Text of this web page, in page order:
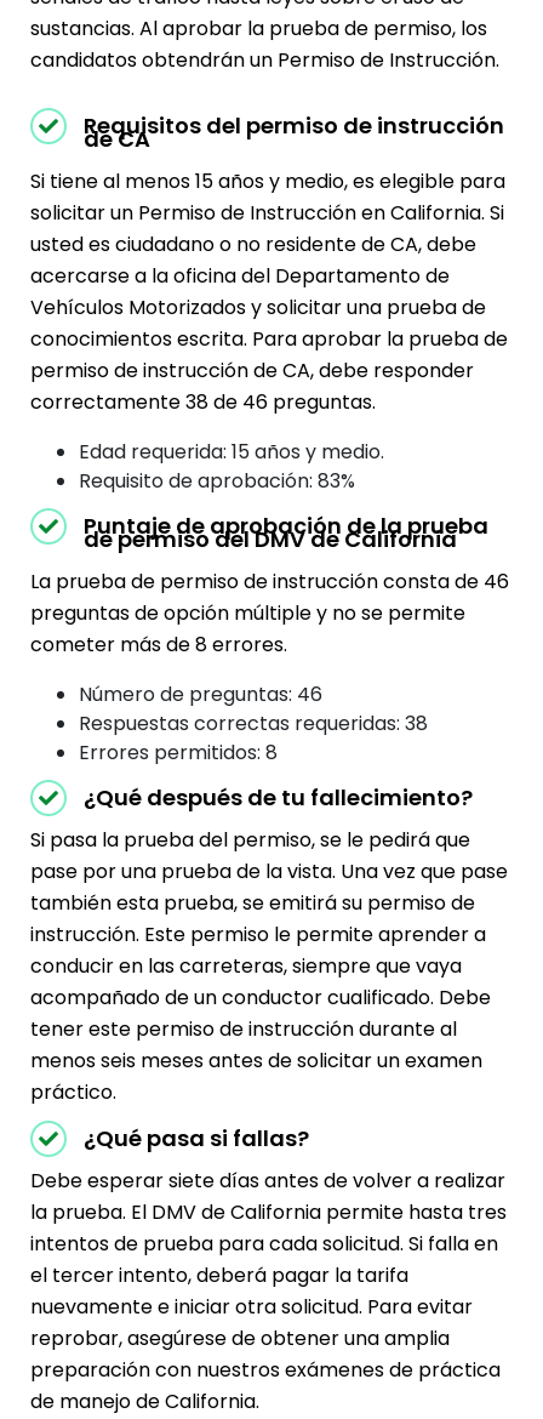
sustancias. Al aprobar la prueba de permiso, los
candidatos obtendrán un Permiso de Instrucción.
Requisitos del permiso de instrucción
de CA
Si tiene al menos 15 años y medio, es elegible para
solicitar un Permiso de Instrucción en California. Si
usted es ciudadano o no residente de CA, debe
acercarse a la oficina del Departamento de
Vehículos Motorizados y solicitar una prueba de
conocimientos escrita. Para aprobar la prueba de
permiso de instrucción de CA, debe responder
correctamente 38 de 46 preguntas.
Edad requerida: 15 años y medio.
Requisito de aprobación: 83%
Puntaje de aprobación de la prueba
de permiso del DMV de California
La prueba de permiso de instrucción consta de 46
preguntas de opción múltiple y no se permite
cometer más de 8 errores.
Número de preguntas: 46
Respuestas correctas requeridas: 38
Errores permitidos: 8
¿Qué después de tu fallecimiento?
Si pasa la prueba del permiso, se le pedirá que
pase por una prueba de la vista. Una vez que pase
también esta prueba, se emitirá su permiso de
instrucción. Este permiso le permite aprender a
conducir en las carreteras, siempre que vaya
acompañado de un conductor cualificado. Debe
tener este permiso de instrucción durante al
menos seis meses antes de solicitar un examen
práctico.
¿Qué pasa si fallas?
Debe esperar siete días antes de volver a realizar
la prueba. El DMV de California permite hasta tres
intentos de prueba para cada solicitud. Si falla en
el tercer intento, deberá pagar la tarifa
nuevamente e iniciar otra solicitud. Para evitar
reprobar, asegúrese de obtener una amplia
preparación con nuestros exámenes de práctica
de manejo de California.